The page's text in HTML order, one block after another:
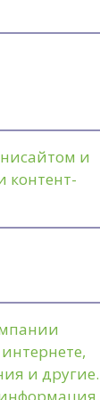
и
контент-
и другие.